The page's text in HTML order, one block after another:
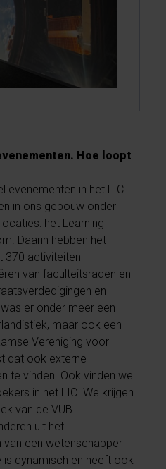
Hoe loopt
evenementen in het LIC
in ons gebouw onder
het Learning
Daarin hebben het
370 activiteiten
van faculteitsraden en
en
er onder meer een
maar ook een
Vereniging voor
dat ook externe
te vinden. Ook vinden we
in het LIC. We krijgen
van de VUB
uit het
van een wetenschapper
is dynamisch en heeft ook